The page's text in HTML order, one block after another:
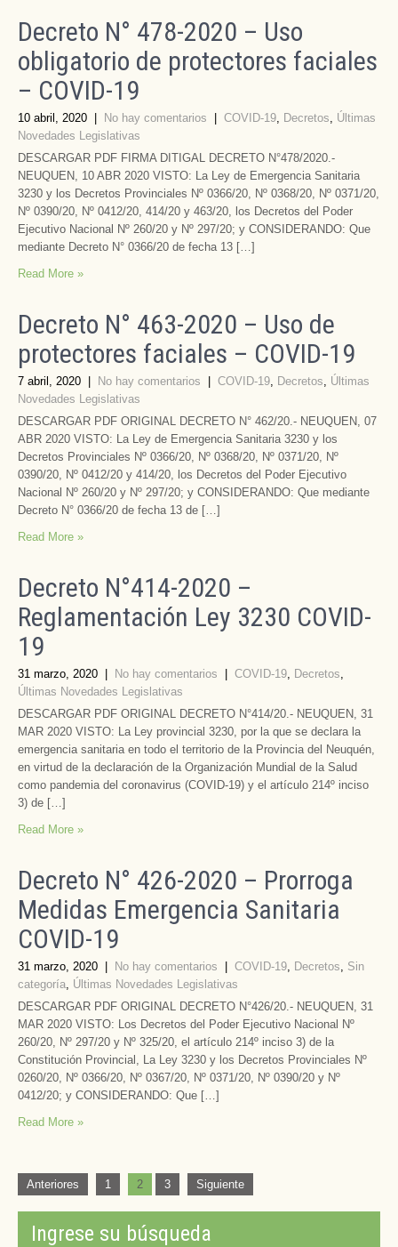
Decreto N° 478-2020 – Uso
obligatorio de protectores faciales
– COVID-19
10 abril, 2020 No hay comentarios COVID-19, Decretos, Últimas
Novedades Legislativas
DESCARGAR PDF FIRMA DITIGAL DECRETO N°478/2020.-
NEUQUEN, 10 ABR 2020 VISTO: La Ley de Emergencia Sanitaria
3230 y los Decretos Provinciales Nº 0366/20, Nº 0368/20, Nº 0371/20,
Nº 0390/20, Nº 0412/20, 414/20 y 463/20, los Decretos del Poder
Ejecutivo Nacional Nº 260/20 y Nº 297/20; y CONSIDERANDO: Que
mediante Decreto N° 0366/20 de fecha 13 […]
Read More »
Decreto N° 463-2020 – Uso de
protectores faciales – COVID-19
7 abril, 2020 No hay comentarios COVID-19, Decretos, Últimas
Novedades Legislativas
DESCARGAR PDF ORIGINAL DECRETO N° 462/20.- NEUQUEN, 07
ABR 2020 VISTO: La Ley de Emergencia Sanitaria 3230 y los
Decretos Provinciales Nº 0366/20, Nº 0368/20, Nº 0371/20, Nº
0390/20, Nº 0412/20 y 414/20, los Decretos del Poder Ejecutivo
Nacional Nº 260/20 y Nº 297/20; y CONSIDERANDO: Que mediante
Decreto N° 0366/20 de fecha 13 de […]
Read More »
Decreto N°414-2020 –
Reglamentación Ley 3230 COVID-
19
31 marzo, 2020 No hay comentarios COVID-19, Decretos,
Últimas Novedades Legislativas
DESCARGAR PDF ORIGINAL DECRETO N°414/20.- NEUQUEN, 31
MAR 2020 VISTO: La Ley provincial 3230, por la que se declara la
emergencia sanitaria en todo el territorio de la Provincia del Neuquén,
en virtud de la declaración de la Organización Mundial de la Salud
como pandemia del coronavirus (COVID-19) y el artículo 214º inciso
3) de […]
Read More »
Decreto N° 426-2020 – Prorroga
Medidas Emergencia Sanitaria
COVID-19
31 marzo, 2020 No hay comentarios COVID-19, Decretos, Sin
categoría, Últimas Novedades Legislativas
DESCARGAR PDF ORIGINAL DECRETO N°426/20.- NEUQUEN, 31
MAR 2020 VISTO: Los Decretos del Poder Ejecutivo Nacional Nº
260/20, Nº 297/20 y Nº 325/20, el artículo 214º inciso 3) de la
Constitución Provincial, La Ley 3230 y los Decretos Provinciales Nº
0260/20, Nº 0366/20, Nº 0367/20, Nº 0371/20, Nº 0390/20 y Nº
0412/20; y CONSIDERANDO: Que […]
Read More »
Paginación
de
entradas
Anteriores 1 2 3 Siguiente
Ingrese su búsqueda